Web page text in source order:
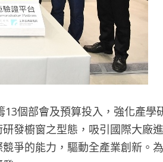
個部會及預算投入，強化產學
發櫥窗之型態，吸引國際大廠
爭的能力，驅動全產業創新。